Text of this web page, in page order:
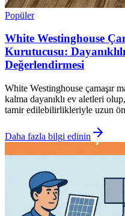
Popüler
White Westinghouse
Kurutucusu:
Değerlendirmesi
White Westinghouse çamaşır
kalma dayanıklı ev aletleri
tamir edilebilirlikleriyle uzun
Daha fazla bilgi edinin